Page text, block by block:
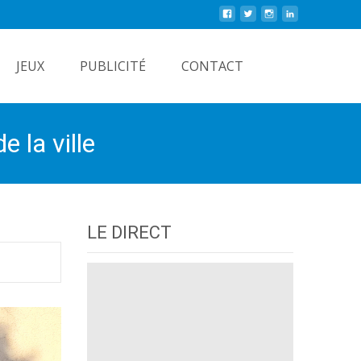
JEUX PUBLICITÉ CONTACT
la ville
LE DIRECT